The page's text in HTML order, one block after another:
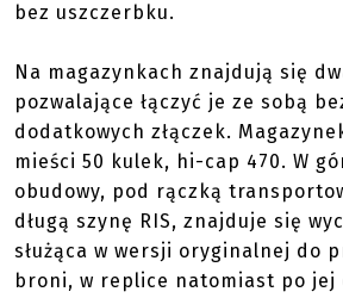
bez uszczerbku.
Na magazynkach znajdują się
pozwalające łączyć je ze sobą
dodatkowych złączek.
mieści 50 kulek, hi-cap 470. W
obudowy, pod rączką
długą szynę RIS, znajduje się
służąca w wersji oryginalnej do
broni, w replice natomiast po jej